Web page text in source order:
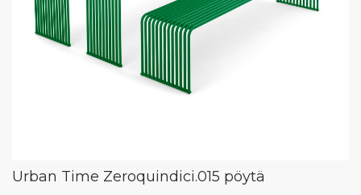
Urban Time Zeroquindici.015 pöytä